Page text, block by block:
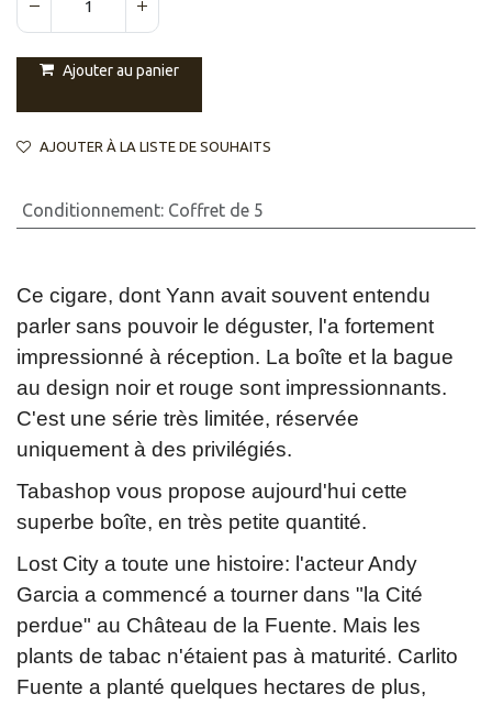
Ajouter au panier
AJOUTER À LA LISTE DE SOUHAITS
Conditionnement: Coffret de 5
Ce cigare, dont Yann avait souvent entendu
parler sans pouvoir le déguster, l'a fortement
impressionné à réception. La boîte et la bague
au design noir et rouge sont impressionnants.
C'est une série très limitée, réservée
uniquement à des privilégiés.
Tabashop vous propose aujourd'hui cette
superbe boîte, en très petite quantité.
Lost City a toute une histoire: l'acteur Andy
Garcia a commencé a tourner dans "la Cité
perdue" au Château de la Fuente. Mais les
plants de tabac n'étaient pas à maturité. Carlito
Fuente a planté quelques hectares de plus,